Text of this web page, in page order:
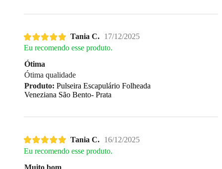
Tania C. 17/12/2025
Eu recomendo esse produto.
Ótima
Ótima qualidade
Produto: Pulseira Escapulário Folheada
Veneziana São Bento- Prata
Tania C. 16/12/2025
Eu recomendo esse produto.
Muito bom